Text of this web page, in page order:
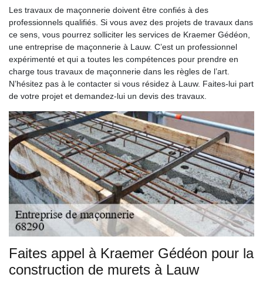
Les travaux de maçonnerie doivent être confiés à des
professionnels qualifiés. Si vous avez des projets de travaux dans
ce sens, vous pourrez solliciter les services de Kraemer Gédéon,
une entreprise de maçonnerie à Lauw. C’est un professionnel
expérimenté et qui a toutes les compétences pour prendre en
charge tous travaux de maçonnerie dans les règles de l’art.
N’hésitez pas à le contacter si vous résidez à Lauw. Faites-lui part
de votre projet et demandez-lui un devis des travaux.
Faites appel à Kraemer Gédéon pour la
construction de murets à Lauw